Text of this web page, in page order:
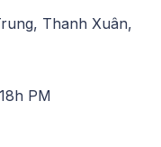
Thanh Xuân,
PM